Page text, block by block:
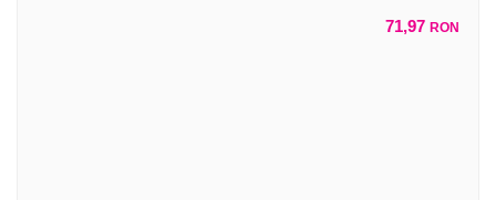
71,97 RON